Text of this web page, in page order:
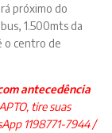
próximo do
1.500mts da
o centro de
antecedência
tire suas
1198771-7944/